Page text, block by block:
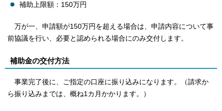
補助上限額：150万円
万が一、申請額が150万円を超える場合は、申請内容について事
前協議を行い、必要と認められる場合にのみ交付します。
補助金の交付方法
事業完了後に、ご指定の口座に振り込みになります。（請求か
ら振り込みまでは、概ね1カ月かかります。）